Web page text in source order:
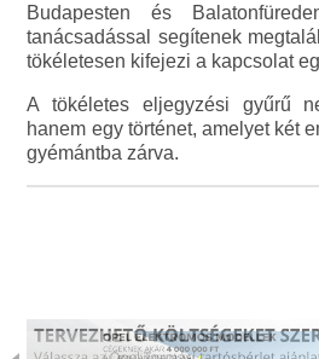
Budapesten és
tanácsadással segítenek
tökéletesen kifejezi a kapcsolat
A tökéletes eljegyzési gyűrű
hanem egy történet, amelyet két
gyémántba zárva.